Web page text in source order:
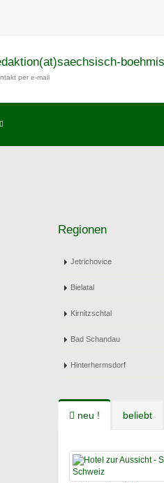
per e-mail
Regionen
Jetrichovice
Bielatal
Kirnitzschtal
Bad Schandau
Hinterhermsdorf
neu ! beliebt